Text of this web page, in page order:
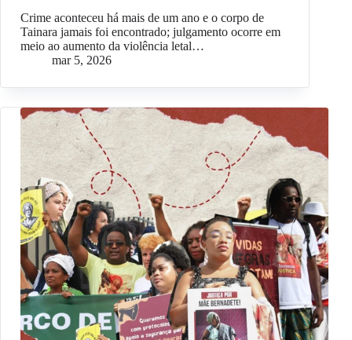
Crime aconteceu há mais de um ano e o corpo de
Tainara jamais foi encontrado; julgamento ocorre em
meio ao aumento da violência letal…
mar 5, 2026